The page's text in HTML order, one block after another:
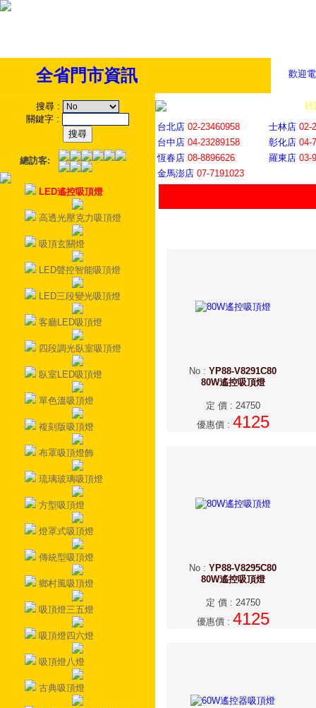
歡迎
全省門市資訊
搜尋 :
關鍵字 :
總訪客:
LED遙控吸頂燈
高透光壓克力吸頂燈
吸頂玄關燈
LED聲控智能吸頂燈
LED三段變光吸頂燈
客廳LED吸頂燈
四段調光臥室吸頂燈
臥室LED吸頂燈
單色溫吸頂燈
複刻版吸頂燈
布罩吸頂燈飾
琉璃玻璃吸頂燈
方型吸頂燈
燈罩式吸頂燈
傳統型吸頂燈
鄉村風吸頂燈
吸頂燈三五燈
吸頂燈四六燈
吸頂燈八燈
古典吸頂燈
社
台北店 02-23460958 士林店 02-
台中店 04-23289158 彰化店 04-
恆春店 08-8896626 羅東店 03-
金馬澎店 07-7191023
No : YP88-V8291C80
80W遙控吸頂燈
定 價: 24750
優惠價: 4125
No : YP88-V8295C80
80W遙控吸頂燈
定 價: 24750
優惠價: 4125